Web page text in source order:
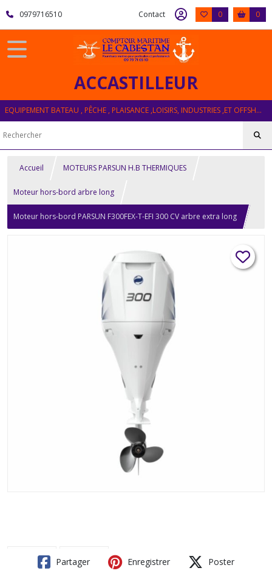
0979716510 Contact 0 0
ACCASTILLEUR
EQUIPEMENT BATEAU , PÊCHE , PLAISANCE ,LOISIRS, INDUSTRIES ,ET OFFSHORE
Accueil MOTEURS PARSUN H.B THERMIQUES
Moteur hors-bord arbre long
Moteur hors-bord PARSUN F300FEX-T-EFI 300 CV arbre extra long
Partager Enregistrer Poster